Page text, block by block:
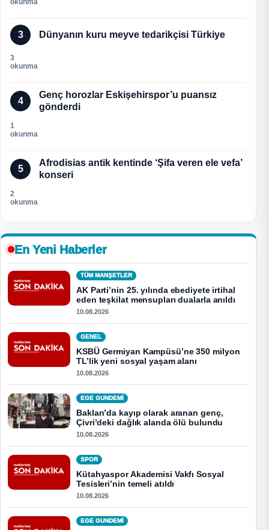
3 Dünyanın kuru meyve tedarikçisi Türkiye
3
okunma
4
Genç horozlar Eskişehirspor’u puansız
gönderdi
1
okunma
5
Afrodisias antik kentinde ‘Şifa veren ele vefa’
konseri
2
okunma
En Yeni Haberler
TÜM MANŞETLER
AK Parti’nin 25. yılında ebediyete irtihal
eden teşkilat mensupları dualarla anıldı
10.08.2026
GENEL
KSBÜ Germiyan Kampüsü’ne 350 milyon
TL’lik yeni sosyal yaşam alanı
10.08.2026
EGE GUNDEMİ
Baklan’da kayıp olarak aranan genç,
Çivri’deki dağlık alanda ölü bulundu
10.08.2026
SPOR
Kütahyaspor Akademisi Vakfı Sosyal
Tesisleri’nin temeli atıldı
10.08.2026
EGE GUNDEMİ